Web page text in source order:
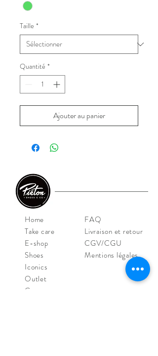
Taille *
Quantité *
Ajouter au panier
Home
Take care
E-shop
Shoes
Iconics
Outlet
Contact
FAQ
Livraison et retour
CGV/CGU
Mentions légales